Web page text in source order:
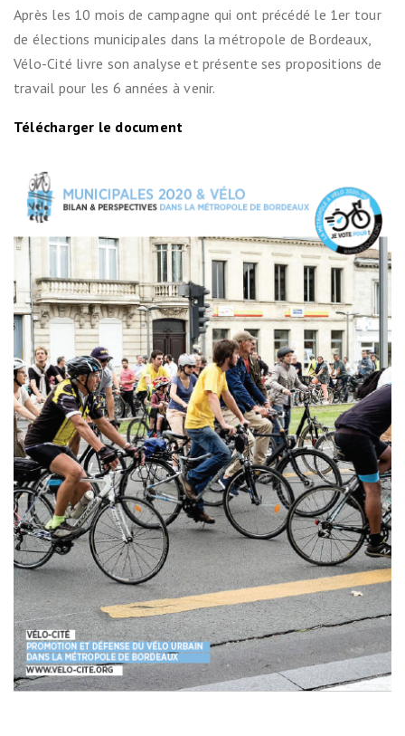
Après les 10 mois de campagne qui ont précédé le 1er tour
de élections municipales dans la métropole de Bordeaux,
Vélo-Cité livre son analyse et présente ses propositions de
travail pour les 6 années à venir.
Télécharger le document